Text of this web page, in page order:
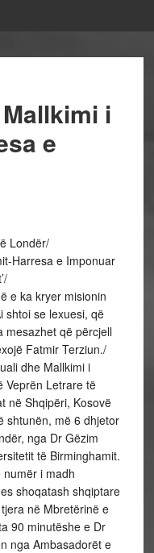
i
e
Londër/
Harresa e Imponuar
e ka kryer misionin
shtoi se lexuesi, që
mesazhet që përcjell
Fatmir Terziun./
dhe Mallkimi i
Veprën Letrare të
në Shqipëri, Kosovë
shtunën, më 6 dhjetor
nga Dr Gëzim
të Birminghamit.
i madh
shoqatash shqiptare
në Mbretërinë e
90 minutëshe e Dr
nga Ambasadorët e